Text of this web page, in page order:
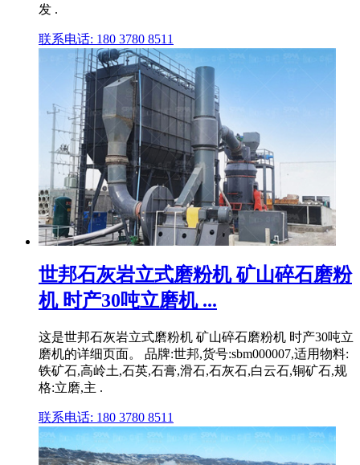
发 .
联系电话: 180 3780 8511
世邦石灰岩立式磨粉机 矿山碎石磨粉
机 时产30吨立磨机 ...
这是世邦石灰岩立式磨粉机 矿山碎石磨粉机 时产30吨立
磨机的详细页面。 品牌:世邦,货号:sbm000007,适用物料:
铁矿石,高岭土,石英,石膏,滑石,石灰石,白云石,铜矿石,规
格:立磨,主 .
联系电话: 180 3780 8511